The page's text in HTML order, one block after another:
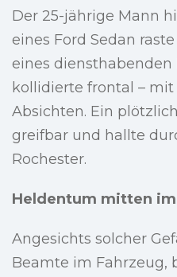
Der 25-jährige Mann
eines Ford Sedan
eines
kollidierte frontal –
Absichten. Ein
greifbar und hallte
Rochester.
Heldentum mitten im
Angesichts solcher
Beamte im Fahrzeug,